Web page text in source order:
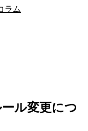
ラム
ル変更につ